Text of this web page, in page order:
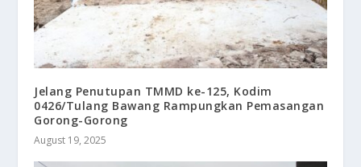
Jelang Penutupan TMMD ke-125, Kodim
0426/Tulang Bawang Rampungkan Pemasangan
Gorong-Gorong
August 19, 2025